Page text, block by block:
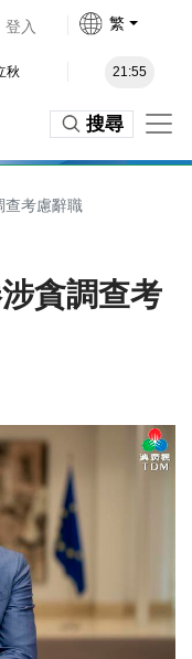
登入 繁
秋 21:55
搜尋
查考慮辭職
貪調查考